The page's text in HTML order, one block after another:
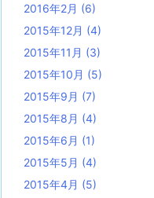
2016年2月 (6)
2015年12月 (4)
2015年11月 (3)
2015年10月 (5)
2015年9月 (7)
2015年8月 (4)
2015年6月 (1)
2015年5月 (4)
2015年4月 (5)